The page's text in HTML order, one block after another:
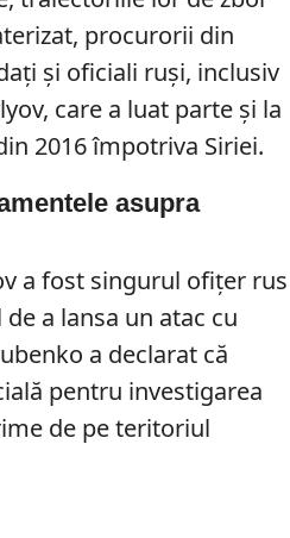
procurorii din
și oficiali ruși, inclusiv
care a luat parte și la
2016 împotriva Siriei.
asupra
a fost singurul ofițer rus
a lansa un atac cu
a declarat că
pentru investigarea
de pe teritoriul